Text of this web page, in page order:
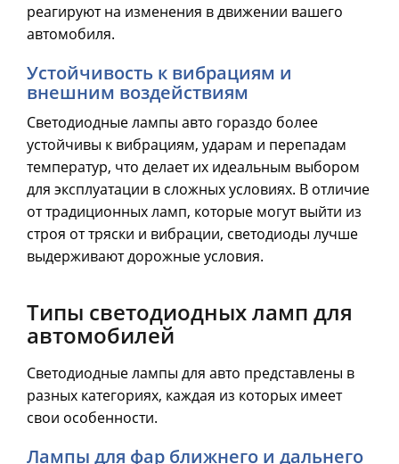
реагируют на изменения в движении вашего
автомобиля.
Устойчивость к вибрациям и
внешним воздействиям
Светодиодные лампы авто гораздо более
устойчивы к вибрациям, ударам и перепадам
температур, что делает их идеальным выбором
для эксплуатации в сложных условиях. В отличие
от традиционных ламп, которые могут выйти из
строя от тряски и вибрации, светодиоды лучше
выдерживают дорожные условия.
Типы светодиодных ламп для
автомобилей
Светодиодные лампы для авто представлены в
разных категориях, каждая из которых имеет
свои особенности.
Лампы для фар ближнего и дальнего